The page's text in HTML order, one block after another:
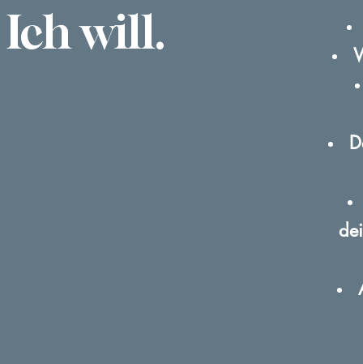
Ich will.